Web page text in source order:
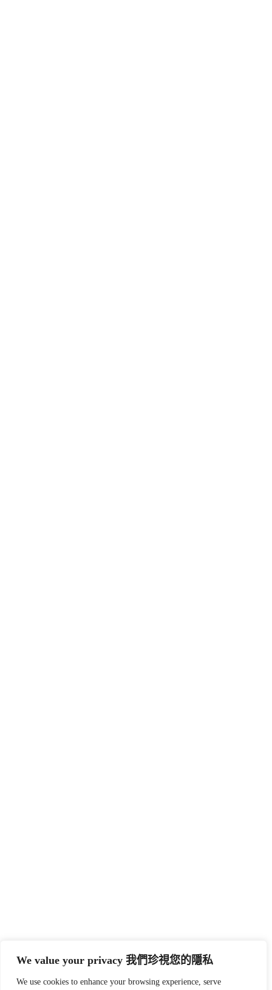
We value your privacy 我們珍視您的隱私
We use cookies to enhance your browsing experience, serve